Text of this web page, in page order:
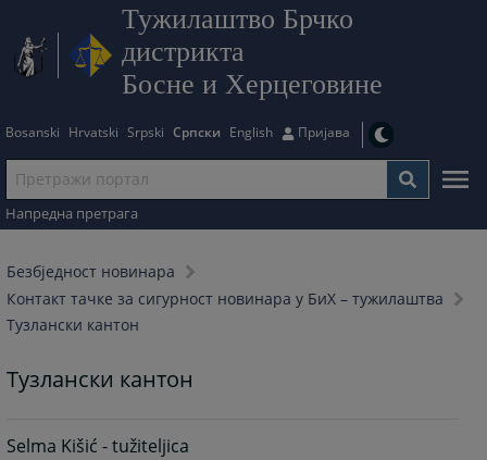
Тужилаштво Брчко
дистрикта
Босне и Херцеговине
Bosanski Hrvatski Srpski Српски English Пријава
Напредна претрага
Безбjедност новинара
Контакт тачке за сигурност новинара у БиХ – тужилаштва
Тузлански кантон
Тузлански кантон
Selma Kišić - tužiteljica